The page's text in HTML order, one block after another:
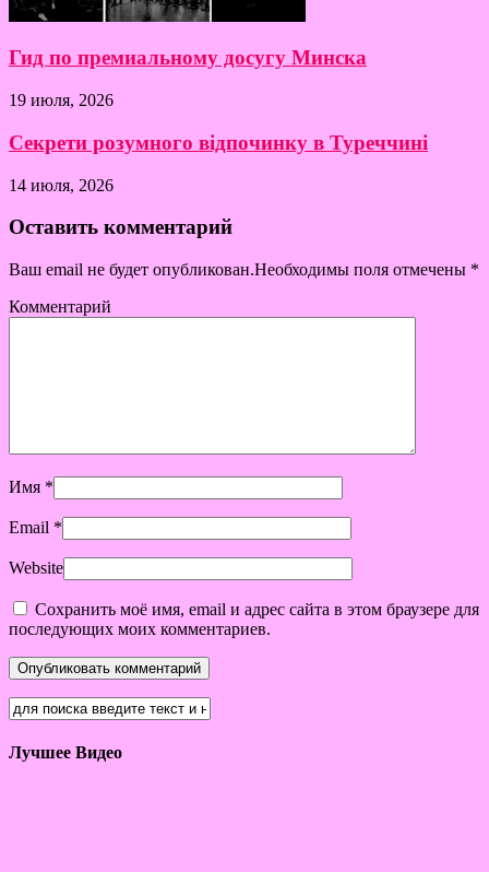
Гид по премиальному досугу Минска
19 июля, 2026
Секрети розумного відпочинку в Туреччині
14 июля, 2026
Оставить комментарий
Ваш email не будет опубликован.Необходимы поля отмечены *
Комментарий
Имя *
Email *
Website
Сохранить моё имя, email и адрес сайта в этом браузере для
последующих моих комментариев.
Лучшее Видео